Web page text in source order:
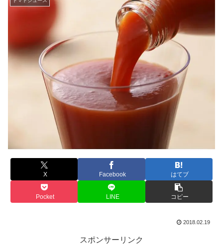
X Facebook はてブ
Pocket LINE コピー
2018.02.19
スポンサーリンク